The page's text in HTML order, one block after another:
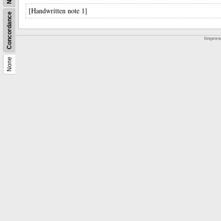
None
Concordance
[Handwritten note 1]